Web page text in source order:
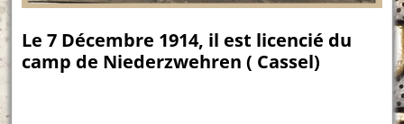
Le 7 Décembre 1914, il est licencié du
camp de Niederzwehren ( Cassel)